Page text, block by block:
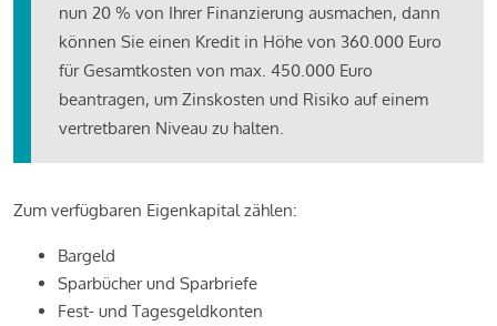
nun 20 % von Ihrer Finanzierung ausmachen, dann
können Sie einen Kredit in Höhe von 360.000 Euro
für Gesamtkosten von max. 450.000 Euro
beantragen, um Zinskosten und Risiko auf einem
vertretbaren Niveau zu halten.
Zum verfügbaren Eigenkapital zählen:
Bargeld
Sparbücher und Sparbriefe
Fest- und Tagesgeldkonten